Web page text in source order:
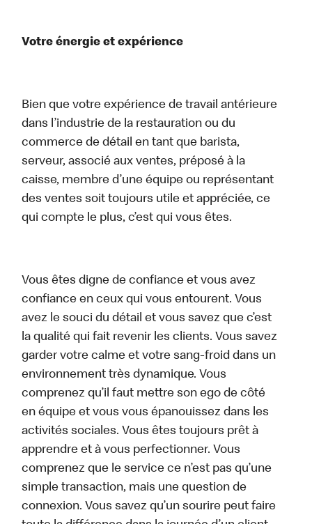
Votre énergie et expérience
Bien que votre expérience de travail antérieure
dans l’industrie de la restauration ou du
commerce de détail en tant que barista,
serveur, associé aux ventes, préposé à la
caisse, membre d’une équipe ou représentant
des ventes soit toujours utile et appréciée, ce
qui compte le plus, c’est qui vous êtes.
Vous êtes digne de confiance et vous avez
confiance en ceux qui vous entourent. Vous
avez le souci du détail et vous savez que c’est
la qualité qui fait revenir les clients. Vous savez
garder votre calme et votre sang-froid dans un
environnement très dynamique. Vous
comprenez qu’il faut mettre son ego de côté
en équipe et vous vous épanouissez dans les
activités sociales. Vous êtes toujours prêt à
apprendre et à vous perfectionner. Vous
comprenez que le service ce n’est pas qu’une
simple transaction, mais une question de
connexion. Vous savez qu’un sourire peut faire